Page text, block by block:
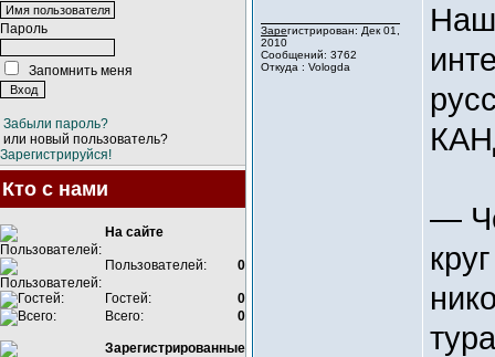
Пароль
Запомнить меня
Забыли пароль?
или новый пользователь?
Зарегистрируйся!
Кто с нами
На сайте
Пользователей: 0
Гостей:
0
Всего:
0
Зарегистрированные
Зарегистрирован: Дек 01,
2010
Сообщений: 3762
Откуда : Vologda
Наш
—